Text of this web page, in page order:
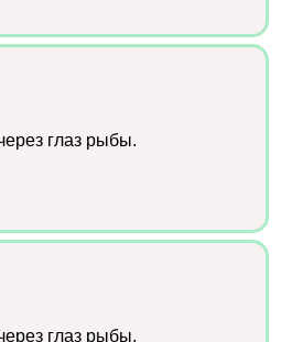
глаз рыбы.
глаз рыбы.